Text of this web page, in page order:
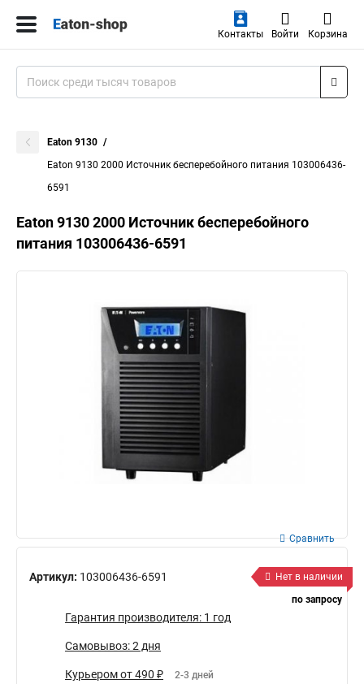
Контакты Войти Корзина
Eaton 9130
Eaton 9130 2000 Источник бесперебойного питания 103006436-
6591
Eaton 9130 2000 Источник бесперебойного
питания 103006436-6591
Артикул: 103006436-6591
Сравнить
Нет в наличии
по запросу
Гарантия производителя: 1 год
Самовывоз: 2 дня
Курьером от 490 ₽ 2-3 дней